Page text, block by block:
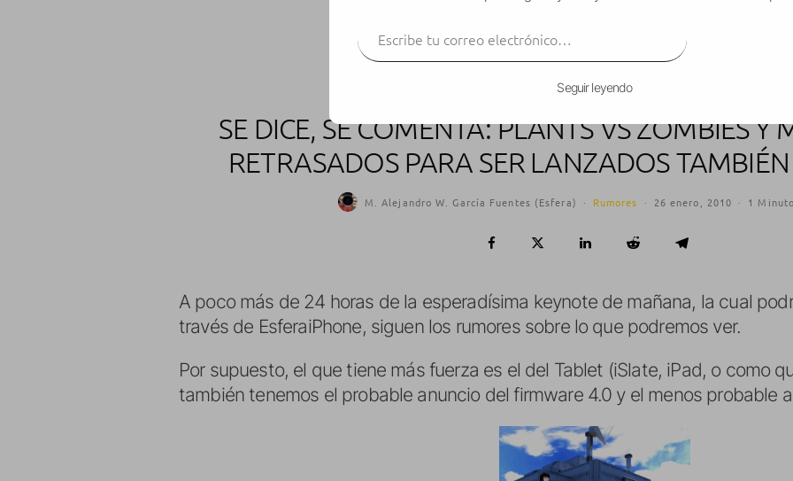
SE DICE, SE COMENTA: PLANTS VS ZOMBIES Y
RETRASADOS PARA SER LANZADOS
M. Alejandro W. García Fuentes (Esfera) · Rumores · 26 enero, 2010 · 1
A poco más de 24 horas de la esperadísima keynote de mañana, la cual
través de EsferaiPhone, siguen los rumores sobre lo que podremos ver.
Por supuesto, el que tiene más fuerza es el del Tablet (iSlate, iPad, o como
también tenemos el probable anuncio del firmware 4.0 y el menos probable
Seguir leyendo